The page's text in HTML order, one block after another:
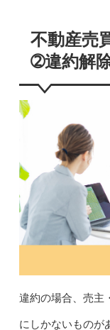
不動産売
➁違約解
違約の場合、売主
にしかないものが